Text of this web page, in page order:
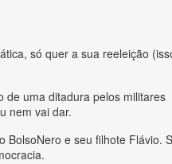
só quer a sua reeleição
de uma ditadura pelos militares
nem vai dar.
BolsoNero e seu filhote Flávio.